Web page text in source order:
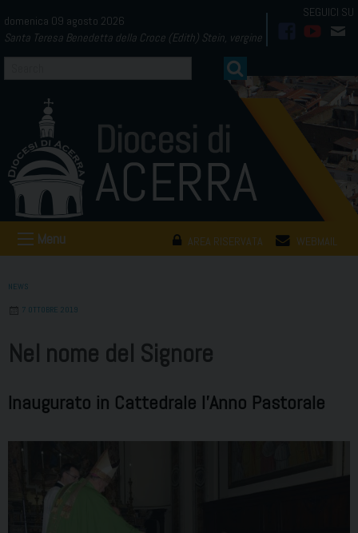
to
content
domenica 09 agosto 2026
Santa Teresa Benedetta della Croce (Edith) Stein, vergine
AREA RISERVATA WEBMAIL
Menu
NEWS
7 OTTOBRE 2019
Nel nome del Signore
Inaugurato in Cattedrale l’Anno Pastorale